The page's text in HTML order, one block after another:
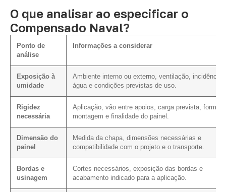
O que analisar ao especificar o
Compensado Naval?
Ponto de
análise
Informações a considerar
Exposição à
umidade
Ambiente interno ou externo, ventilação, incidência
água e condições previstas de uso.
Rigidez
necessária
Aplicação, vão entre apoios, carga prevista, forma
montagem e finalidade do painel.
Dimensão do
painel
Medida da chapa, dimensões necessárias e
compatibilidade com o projeto e o transporte.
Bordas e
usinagem
Cortes necessários, exposição das bordas e
acabamento indicado para a aplicação.